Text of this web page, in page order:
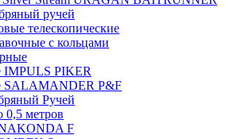
ручей
телескопические
с кольцами
PIKER
SALAMANDER P&F
Ручей
0,5 метров
F